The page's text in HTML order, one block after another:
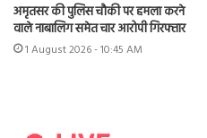
अमृतसर की पुलिस चौकी पर हमला करने
वाले नाबालिग समेत चार आरोपी गिरफ्तार
1 August 2026 - 10:45 AM